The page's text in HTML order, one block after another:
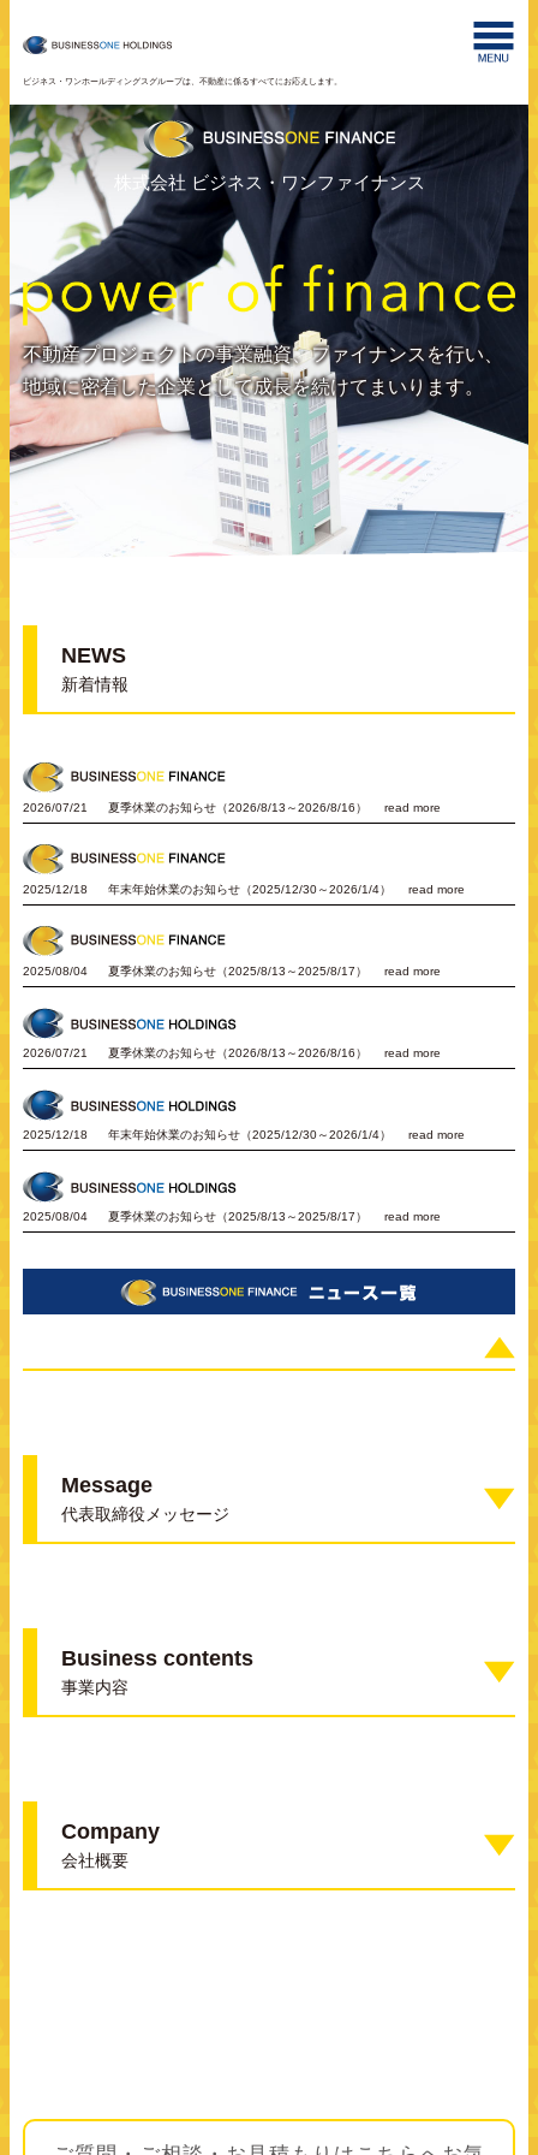
ビジネス・ワンホールディングスグループは、不動産に係るすべてにお応えします。
株式会社 ビジネス・ワンファイナンス
不動産プロジェクトの事業融資、ファイナンスを行い、
地域に密着した企業として成長を続けてまいります。
NEWS
新着情報
2026/07/21 夏季休業のお知らせ（2026/8/13～2026/8/16） read more
2025/12/18 年末年始休業のお知らせ（2025/12/30～2026/1/4） read more
2025/08/04 夏季休業のお知らせ（2025/8/13～2025/8/17） read more
2026/07/21 夏季休業のお知らせ（2026/8/13～2026/8/16） read more
2025/12/18 年末年始休業のお知らせ（2025/12/30～2026/1/4） read more
2025/08/04 夏季休業のお知らせ（2025/8/13～2025/8/17） read more
Message
代表取締役メッセージ
Business contents
事業内容
Company
会社概要